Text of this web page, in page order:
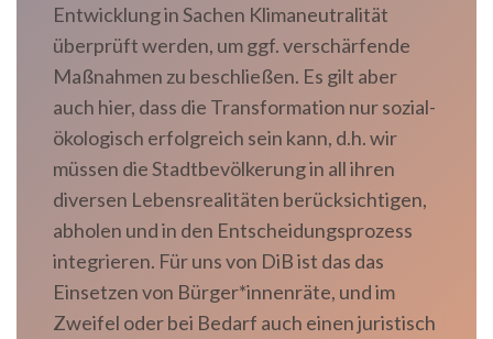
Entwicklung in Sachen Klimaneutralität
überprüft werden, um ggf. verschärfende
Maßnahmen zu beschließen. Es gilt aber
auch hier, dass die Transformation nur sozial-
ökologisch erfolgreich sein kann, d.h. wir
müssen die Stadtbevölkerung in all ihren
diversen Lebensrealitäten berücksichtigen,
abholen und in den Entscheidungsprozess
integrieren. Für uns von DiB ist das das
Einsetzen von Bürger*innenräte, und im
Zweifel oder bei Bedarf auch einen juristisch